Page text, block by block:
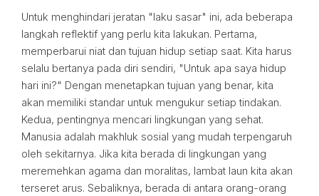
Untuk menghindari jeratan "laku sasar" ini, ada beberapa
langkah reflektif yang perlu kita lakukan. Pertama,
memperbarui niat dan tujuan hidup setiap saat. Kita harus
selalu bertanya pada diri sendiri, "Untuk apa saya hidup
hari ini?" Dengan menetapkan tujuan yang benar, kita
akan memiliki standar untuk mengukur setiap tindakan.
Kedua, pentingnya mencari lingkungan yang sehat.
Manusia adalah makhluk sosial yang mudah terpengaruh
oleh sekitarnya. Jika kita berada di lingkungan yang
meremehkan agama dan moralitas, lambat laun kita akan
terseret arus. Sebaliknya, berada di antara orang-orang